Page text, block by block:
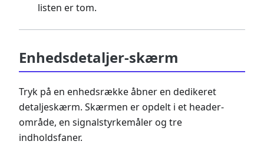
listen er tom.
Enhedsdetaljer-skærm
Tryk på en enhedsrække åbner en dedikeret
detaljeskærm. Skærmen er opdelt i et header-
område, en signalstyrkemåler og tre
indholdsfaner.